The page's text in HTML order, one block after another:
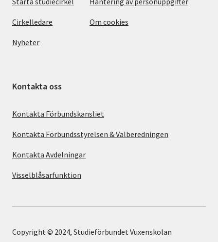
Cirkelledare
Nyheter
Om cookies
Kontakta oss
Kontakta Förbundskansliet
Kontakta Förbundsstyrelsen & Valberedningen
Kontakta Avdelningar
Visselblåsarfunktion
Copyright © 2024, Studieförbundet Vuxenskolan